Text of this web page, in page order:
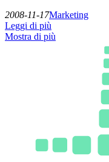
2008-11-17Marketing
Leggi di più
Mostra di più